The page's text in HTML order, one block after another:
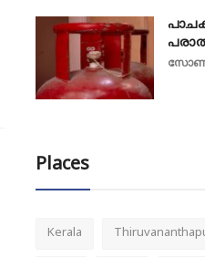
Places
Kerala